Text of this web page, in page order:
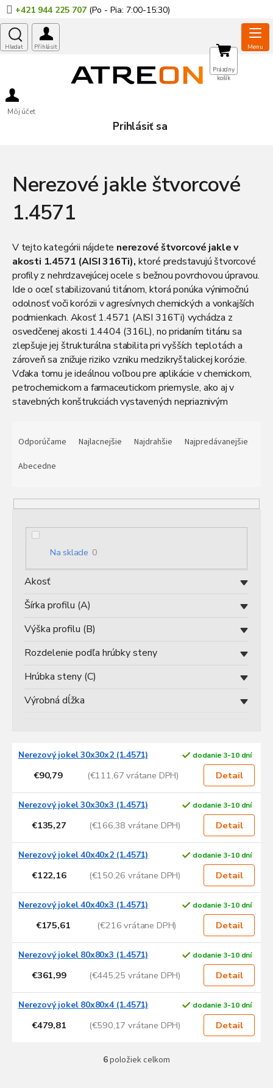
Prejsť
na
obsah
+421 944 225 707
Môj účet
Prihlásiť sa
NÁKUPNÝ
KOŠÍK
Prázdny
košík
Nerezové jakle štvorcové
1.4571
V tejto kategórii nájdete nerezové štvorcové jakle v
akosti 1.4571 (AISI 316Ti), ktoré predstavujú štvorcové
profily z nehrdzavejúcej ocele s bežnou povrchovou úpravou.
Ide o oceľ stabilizovanú titánom, ktorá ponúka výnimočnú
odolnosť voči korózii v agresívnych chemických a vonkajších
podmienkach. Akosť 1.4571 (AISI 316Ti) vychádza z
osvedčenej akosti 1.4404 (316L), no pridaním titánu sa
zlepšuje jej štrukturálna stabilita pri vyšších teplotách a
zároveň sa znižuje riziko vzniku medzikryštalickej korózie.
Vďaka tomu je ideálnou voľbou pre aplikácie v chemickom,
petrochemickom a farmaceutickom priemysle, ako aj v
stavebných konštrukciách vystavených nepriaznivým
jakle dodávame v štandardnej výrobnej dĺžke 6 metrov, v
najčastejšie požiadavky technickej praxe. Pokiaľ vám
materiálu na mieru, čím ušetríte čas a náklady spojené s
ďalším spracovaním.
e
Odporúčame Najlacnejšie Najdrahšie
Najpredávanejšie
Abecedne
Na sklade 0
Akosť
Hrúbka steny (C)
Rozdelenie podľa hrúbky steny
Šírka profilu (A)
Výrobná dĺžka
Výška profilu (B)
V
i
o
d
t
Nerezový jokel 30x30x2 (1.4571) dodanie 3-10 dní
€90,79 (€111,67 vrátane DPH) Detail
Nerezový jokel 30x30x3 (1.4571) dodanie 3-10 dní
€135,27 (€166,38 vrátane DPH) Detail
Nerezový jokel 40x40x2 (1.4571) dodanie 3-10 dní
€122,16 (€150,26 vrátane DPH) Detail
Nerezový jokel 40x40x3 (1.4571) dodanie 3-10 dní
€175,61 (€216 vrátane DPH) Detail
Nerezový jokel 80x80x3 (1.4571) dodanie 3-10 dní
€361,99 (€445,25 vrátane DPH) Detail
Nerezový jokel 80x80x4 (1.4571) dodanie 3-10 dní
€479,81 (€590,17 vrátane DPH) Detail
O
6položiek celkom